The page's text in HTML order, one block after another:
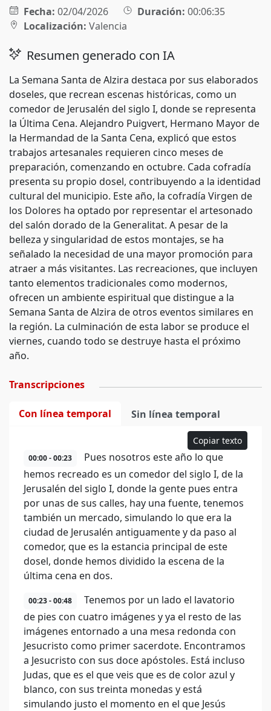
Fecha: 02/04/2026 Duración: 00:06:35
Localización: Valencia
Resumen generado con IA
La Semana Santa de Alzira destaca por sus elaborados
doseles, que recrean escenas históricas, como un
comedor de Jerusalén del siglo I, donde se representa
la Última Cena. Alejandro Puigvert, Hermano Mayor de
la Hermandad de la Santa Cena, explicó que estos
trabajos artesanales requieren cinco meses de
preparación, comenzando en octubre. Cada cofradía
presenta su propio dosel, contribuyendo a la identidad
cultural del municipio. Este año, la cofradía Virgen de
los Dolores ha optado por representar el artesonado
del salón dorado de la Generalitat. A pesar de la
belleza y singularidad de estos montajes, se ha
señalado la necesidad de una mayor promoción para
atraer a más visitantes. Las recreaciones, que incluyen
tanto elementos tradicionales como modernos,
ofrecen un ambiente espiritual que distingue a la
Semana Santa de Alzira de otros eventos similares en
la región. La culminación de esta labor se produce el
viernes, cuando todo se destruye hasta el próximo
año.
Transcripciones
Con línea temporal Sin línea temporal
Copiar texto
00:00 - 00:23
Pues nosotros este año lo que
hemos recreado es un comedor del siglo I, de la
Jerusalén del siglo I, donde la gente pues entra
por unas de sus calles, hay una fuente, tenemos
también un mercado, simulando lo que era la
ciudad de Jerusalén antiguamente y da paso al
comedor, que es la estancia principal de este
dosel, donde hemos dividido la escena de la
última cena en dos.
00:23 - 00:48
Tenemos por un lado el lavatorio
de pies con cuatro imágenes y ya el resto de las
imágenes entornado a una mesa redonda con
Jesucristo como primer sacerdote. Encontramos
a Jesucristo con sus doce apóstoles. Está incluso
Judas, que es el que veis que es de color azul y
blanco, con sus treinta monedas y está
simulando justo el momento en el que Jesús